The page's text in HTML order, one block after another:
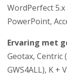
WordPerfect
PowerPoint,
Ervaring met
Geotax, Centric
GWS4ALL), K +